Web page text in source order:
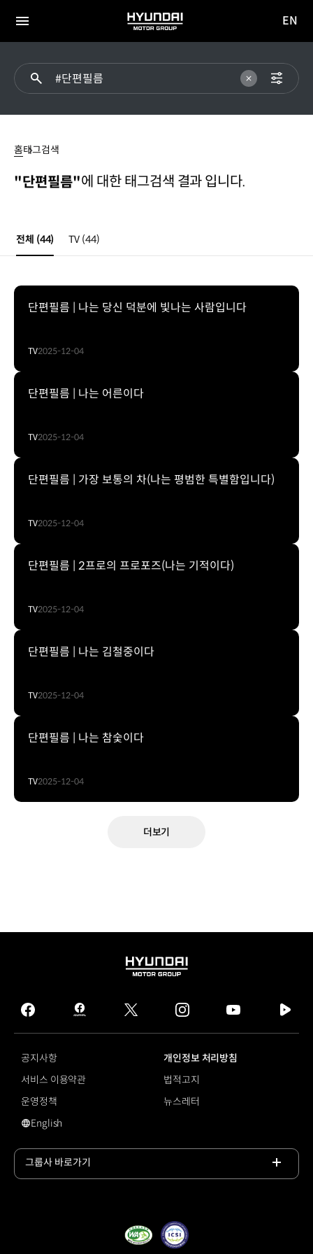
전체
HYUNDAI
MOTOR
이동
EN
홈태그검색
"단편필름"에 대한 태그검색 결과 입니다.
전체 (44) TV (44)
단편필름 | 나는 당신 덕분에 빛나는 사람입니다
TV2025-12-04
단편필름 | 나는 어른이다
TV2025-12-04
단편필름 | 가장 보통의 차(나는 평범한 특별함입니다)
TV2025-12-04
단편필름 | 2프로의 프로포즈(나는 기적이다)
TV2025-12-04
단편필름 | 나는 김철중이다
TV2025-12-04
단편필름 | 나는 참숯이다
TV2025-12-04
더보기
HYUNDAI
GROUP
facebook
hmg
journal
twitter instagram
tv
공지사항
개인정보 처리방침
서비스 이용약관
법적고지
운영정책
뉴스레터
#단편필름
English
그룹사 바로가기